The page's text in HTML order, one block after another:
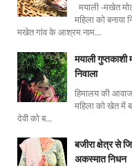
मयाली -मखेत
महिला को
मखेत गांव के आश्रम नाम...
मयाली गुप्तकाशी
निवाला
हिमालय की
महिला को खेत में
देवी को ब...
बजीरा क्षेत्र से
अकस्मात निधन